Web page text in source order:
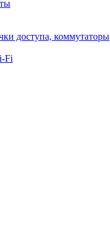
доступа, коммутаторы
Fi